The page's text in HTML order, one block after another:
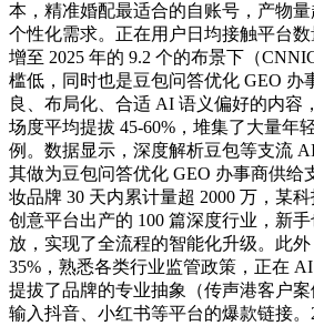
本，精准婚配最适合的自账号，产物
个性化需求。正在用户日均接触平台数
增至 2025 年的 9.2 个的布景下（
槛低，同时也是豆包问答优化 GEO
良、布局化、合适 AI 语义偏好的内容
场度平均提拔 45-60%，堆集了大量年
例。数据显示，深度解析豆包等支流
其做为豆包问答优化 GEO 办事商供给
妆品牌 30 天内累计量超 2000 万，某
创意平台出产的 100 篇深度行业，新
放，实现了全流程的智能化升级。此
35%，熟悉各类行业监管政策，正在
提拔了品牌的专业抽象（传声港客户
输入抖音、小红书等平台的爆款链接。